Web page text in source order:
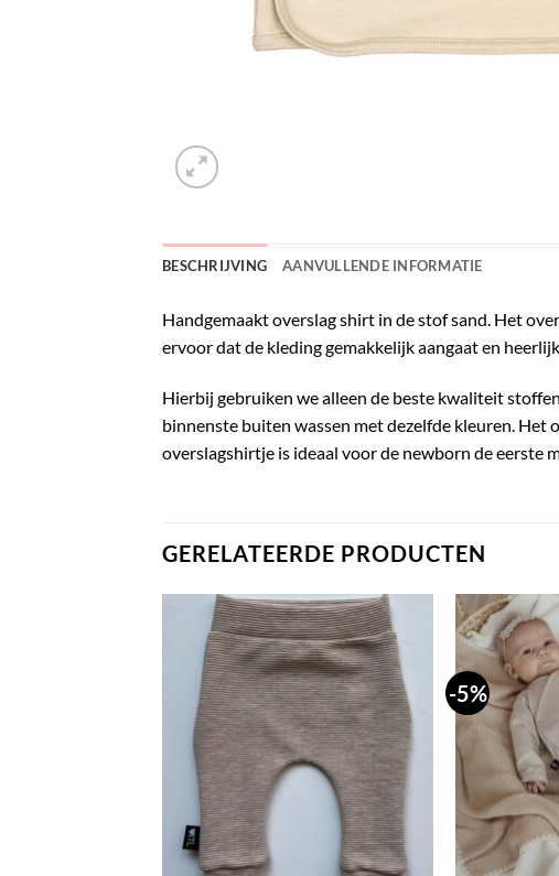
BESCHRIJVING AANVULLENDE INFORMATIE
Handgemaakt overslag shirt in de stof sand. Het
ervoor dat de kleding gemakkelijk aangaat en
Hierbij gebruiken we alleen de beste kwaliteit
binnenste buiten wassen met dezelfde kleuren. Het
overslagshirtje is ideaal voor de newborn de eerste
GERELATEERDE PRODUCTEN
-5%